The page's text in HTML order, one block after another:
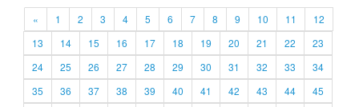
« 1 2 3 4 5 6 7 8 9 10 11
12
13
14 15 16 17 18 19 20 21 22
23
24
25 26 27 28 29 30 31 32 33
34
35
36 37 38 39 40 41 42 43 44
45